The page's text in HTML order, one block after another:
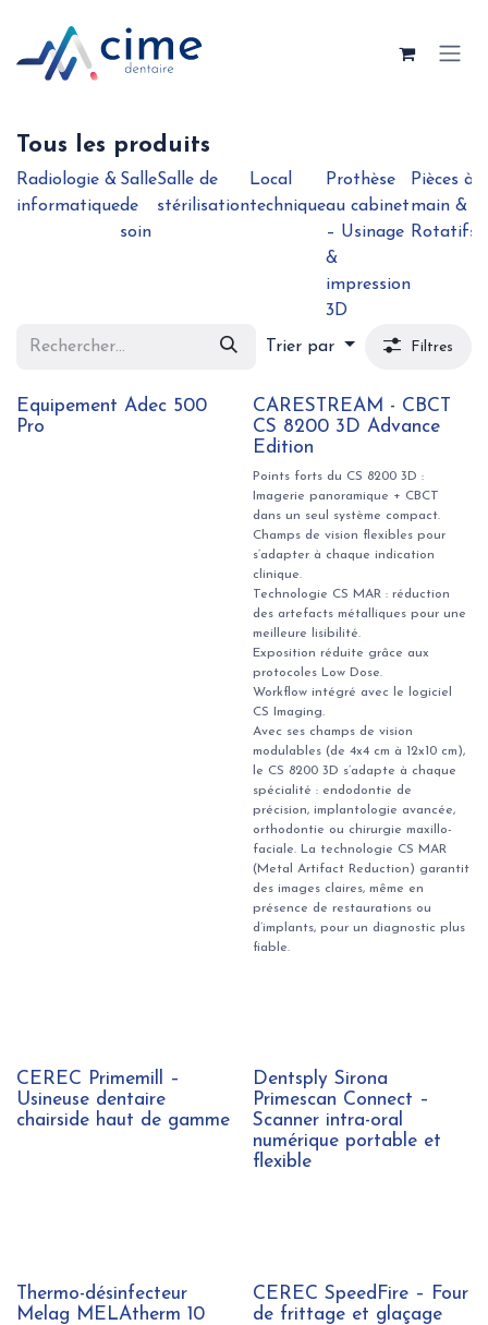
Tous les produits
Radiologie &
informatique
Salle
de
soin
Salle de
stérilisation
Local
technique
Prothèse
au cabinet
– Usinage
&
impression
3D
Pièces à
main &
Rotatifs
Trier par Filtres
Nouveau !
Equipement Adec 500
Pro
CARESTREAM - CBCT
CS 8200 3D Advance
Edition
Points forts du CS 8200 3D :
Imagerie panoramique + CBCT
dans un seul système compact.
Champs de vision flexibles pour
s’adapter à chaque indication
clinique.
Technologie CS MAR : réduction
des artefacts métalliques pour une
meilleure lisibilité.
Exposition réduite grâce aux
protocoles Low Dose.
Workflow intégré avec le logiciel
CS Imaging.
Avec ses champs de vision
modulables (de 4x4 cm à 12x10 cm),
le CS 8200 3D s’adapte à chaque
spécialité : endodontie de
précision, implantologie avancée,
orthodontie ou chirurgie maxillo-
faciale. La technologie CS MAR
(Metal Artifact Reduction) garantit
des images claires, même en
présence de restaurations ou
d’implants, pour un diagnostic plus
fiable.
CEREC Primemill –
Usineuse dentaire
chairside haut de gamme
Dentsply Sirona
Primescan Connect –
Scanner intra-oral
numérique portable et
flexible
Thermo-désinfecteur
Melag MELAtherm 10
CEREC SpeedFire – Four
de frittage et glaçage